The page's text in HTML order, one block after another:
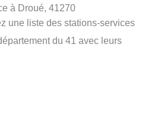
à Droué, 41270
une liste des stations-services
du 41 avec leurs